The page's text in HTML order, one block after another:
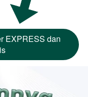
EXPRESS dan